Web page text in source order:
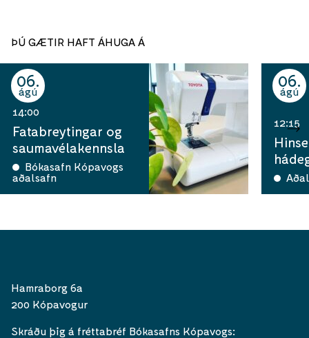
ÞÚ GÆTIR HAFT ÁHUGA Á
06
ágú
14:00
Fatabreytingar og
saumavélakennsla
Bókasafn Kópavogs
aðalsafn
06
ágú
12:15
Hamraborg 6a
200 Kópavogur
Skráðu þig á fréttabréf Bókasafns Kópavogs: